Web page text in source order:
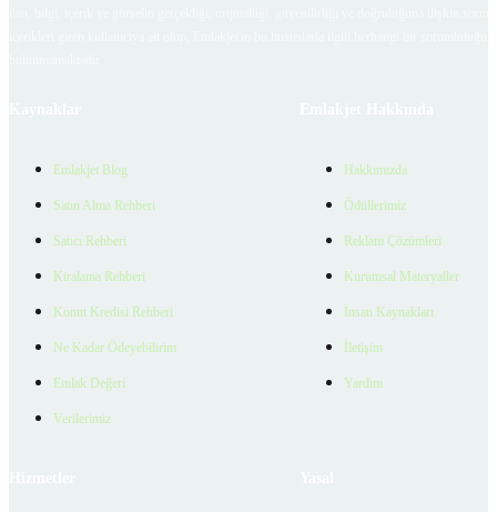
Emlakjet Blog
Satın Alma Rehberi
Satıcı Rehberi
Kiralama Rehberi
Konut Kredisi Rehberi
Ne Kadar Ödeyebilirim
Emlak Değeri
Verilerimiz
Hakkımızda
Ödüllerimiz
Reklam Çözümleri
Kurumsal Materyaller
İnsan Kaynakları
İletişim
Yardım